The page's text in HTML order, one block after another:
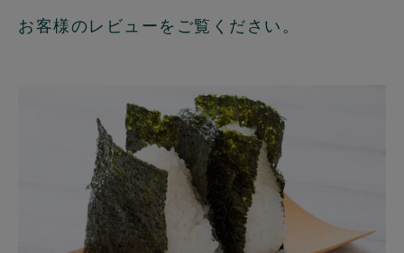
お客様のレビューをご覧ください。